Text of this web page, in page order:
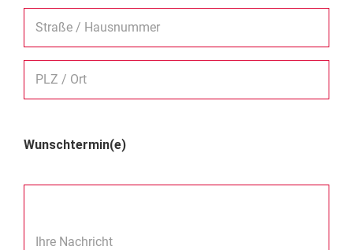
Straße / Hausnummer
PLZ / Ort
Wunschtermin(e)
Ihre Nachricht